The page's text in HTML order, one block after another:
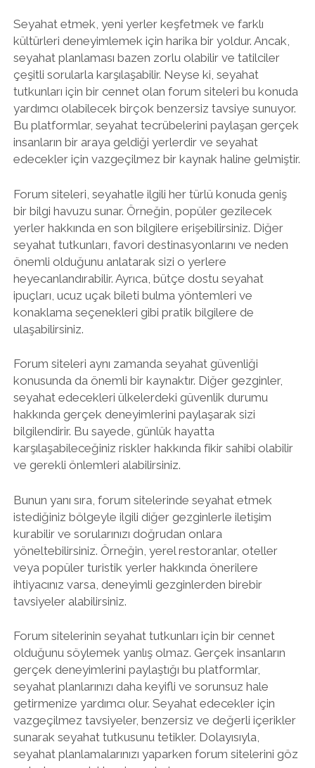
Seyahat etmek, yeni yerler keşfetmek ve farklı
kültürleri deneyimlemek için harika bir yoldur. Ancak,
seyahat planlaması bazen zorlu olabilir ve tatilciler
çeşitli sorularla karşılaşabilir. Neyse ki, seyahat
tutkunları için bir cennet olan forum siteleri bu konuda
yardımcı olabilecek birçok benzersiz tavsiye sunuyor.
Bu platformlar, seyahat tecrübelerini paylaşan gerçek
insanların bir araya geldiği yerlerdir ve seyahat
edecekler için vazgeçilmez bir kaynak haline gelmiştir.
Forum siteleri, seyahatle ilgili her türlü konuda geniş
bir bilgi havuzu sunar. Örneğin, popüler gezilecek
yerler hakkında en son bilgilere erişebilirsiniz. Diğer
seyahat tutkunları, favori destinasyonlarını ve neden
önemli olduğunu anlatarak sizi o yerlere
heyecanlandırabilir. Ayrıca, bütçe dostu seyahat
ipuçları, ucuz uçak bileti bulma yöntemleri ve
konaklama seçenekleri gibi pratik bilgilere de
ulaşabilirsiniz.
Forum siteleri aynı zamanda seyahat güvenliği
konusunda da önemli bir kaynaktır. Diğer gezginler,
seyahat edecekleri ülkelerdeki güvenlik durumu
hakkında gerçek deneyimlerini paylaşarak sizi
bilgilendirir. Bu sayede, günlük hayatta
karşılaşabileceğiniz riskler hakkında fikir sahibi olabilir
ve gerekli önlemleri alabilirsiniz.
Bunun yanı sıra, forum sitelerinde seyahat etmek
istediğiniz bölgeyle ilgili diğer gezginlerle iletişim
kurabilir ve sorularınızı doğrudan onlara
yöneltebilirsiniz. Örneğin, yerel restoranlar, oteller
veya popüler turistik yerler hakkında önerilere
ihtiyacınız varsa, deneyimli gezginlerden birebir
tavsiyeler alabilirsiniz.
Forum sitelerinin seyahat tutkunları için bir cennet
olduğunu söylemek yanlış olmaz. Gerçek insanların
gerçek deneyimlerini paylaştığı bu platformlar,
seyahat planlarınızı daha keyifli ve sorunsuz hale
getirmenize yardımcı olur. Seyahat edecekler için
vazgeçilmez tavsiyeler, benzersiz ve değerli içerikler
sunarak seyahat tutkusunu tetikler. Dolayısıyla,
seyahat planlamalarınızı yaparken forum sitelerini göz